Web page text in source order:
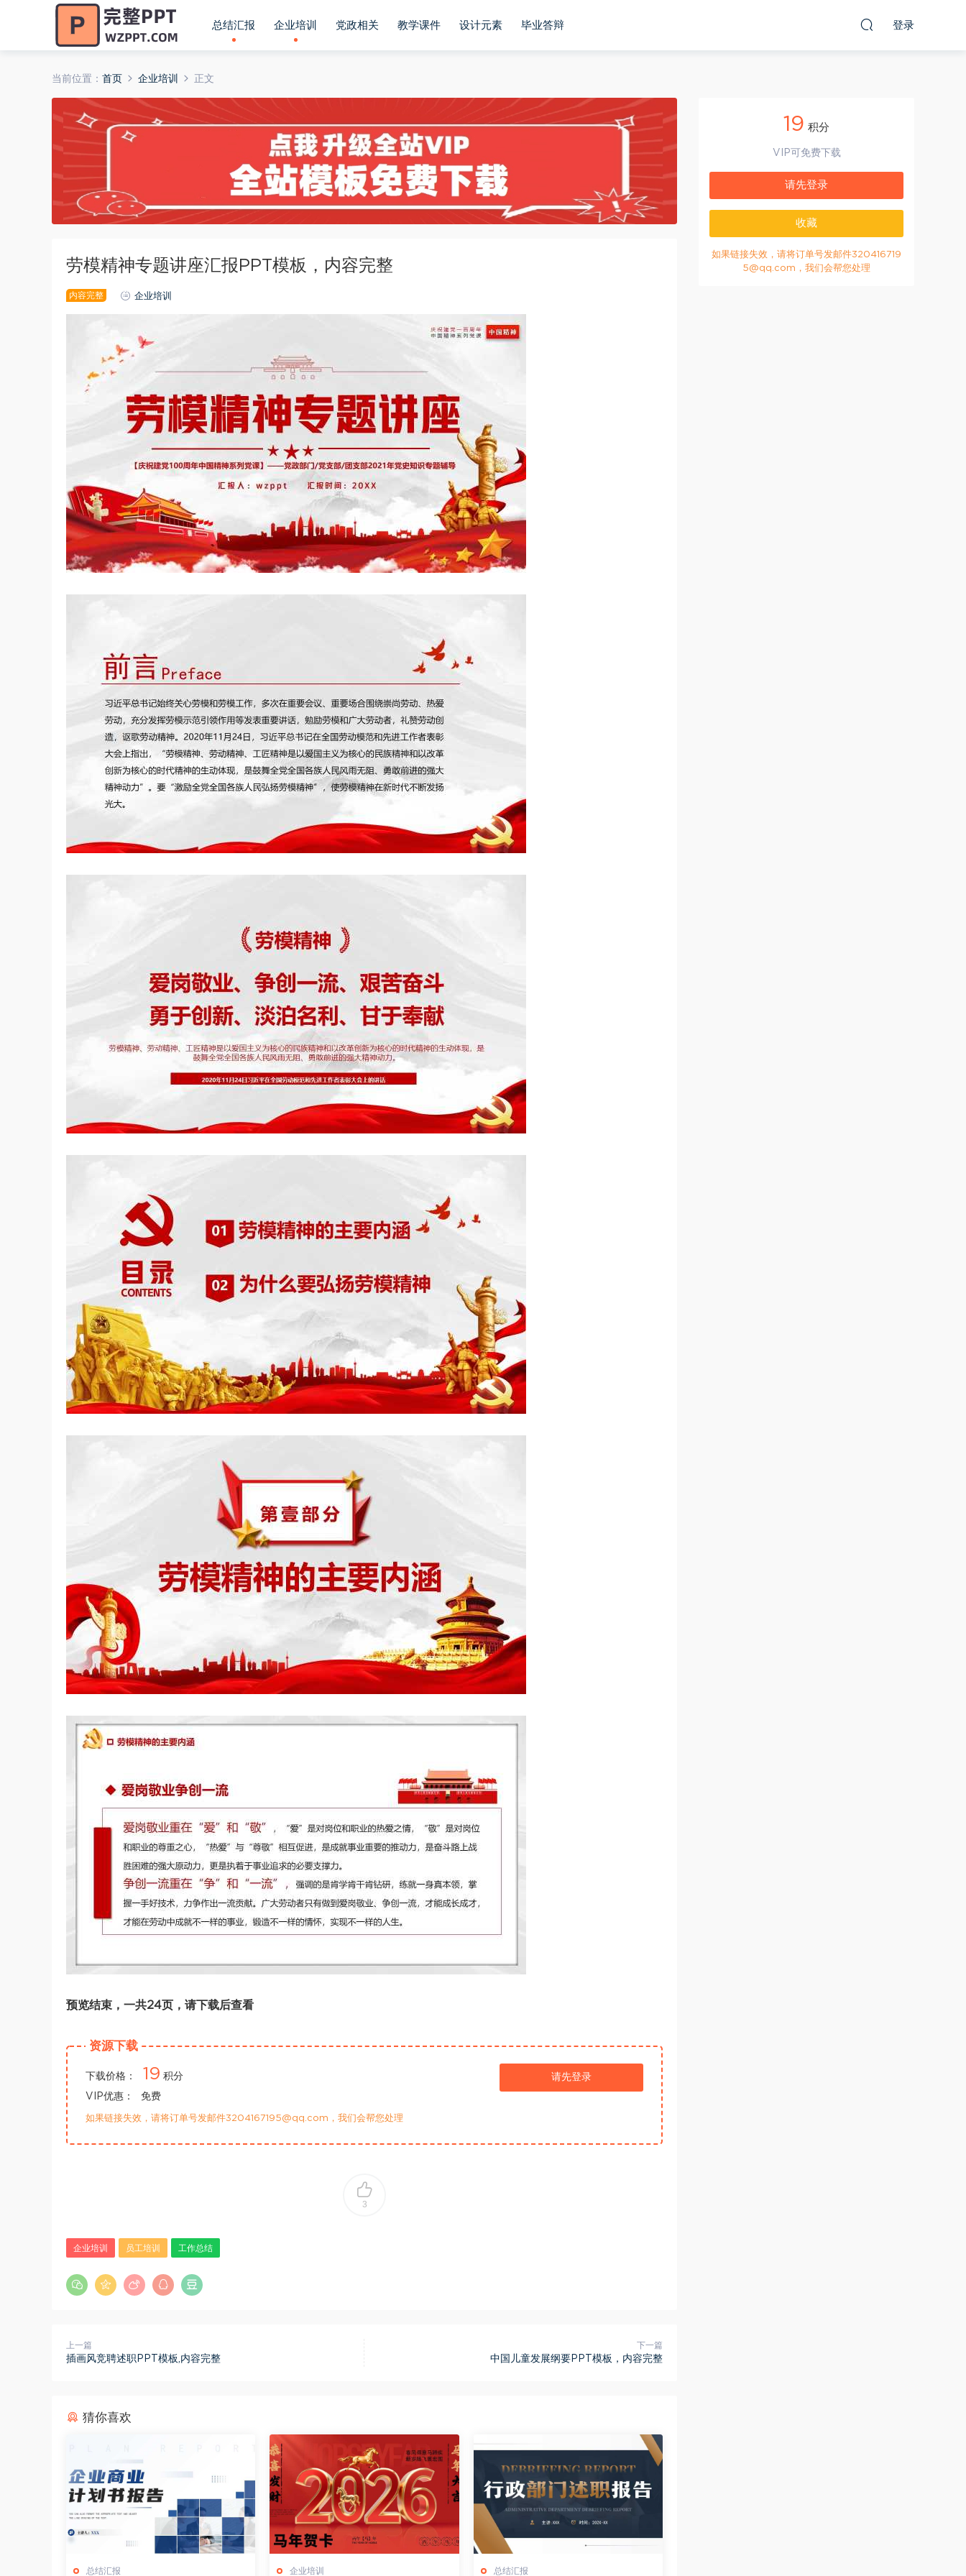
总结汇报 企业培训 党政相关 教学课件 设计元素 毕业答辩 登录
当前位置： 首页 企业培训 正文
劳模精神专题讲座汇报PPT模板，内容完整
内容完整 企业培训
预览结束，一共24页，请下载后查看
资源下载
下载价格： 19 积分
VIP优惠：
免费
请先登录
如果链接失效，请将订单号发邮件3204167195@qq.com，我们会帮您处理
3
企业培训 员工培训 工作总结
上一篇
插画风竞聘述职PPT模板,内容完整
下一篇
中国儿童发展纲要PPT模板，内容完整
猜你喜欢
总结汇报 企业培训 总结汇报
19 积分
VIP可免费下载
请先登录
收藏
如果链接失效，请将订单号发邮件320416719
5@qq.com，我们会帮您处理